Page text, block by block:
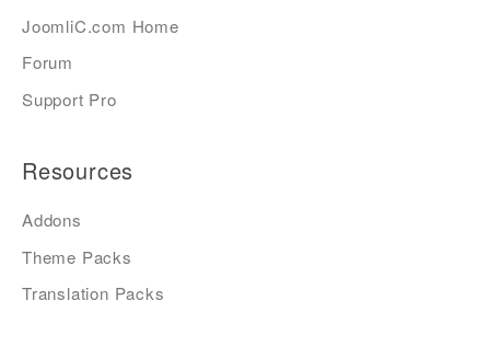
JoomliC.com Home
Forum
Support Pro
Resources
Addons
Theme Packs
Translation Packs